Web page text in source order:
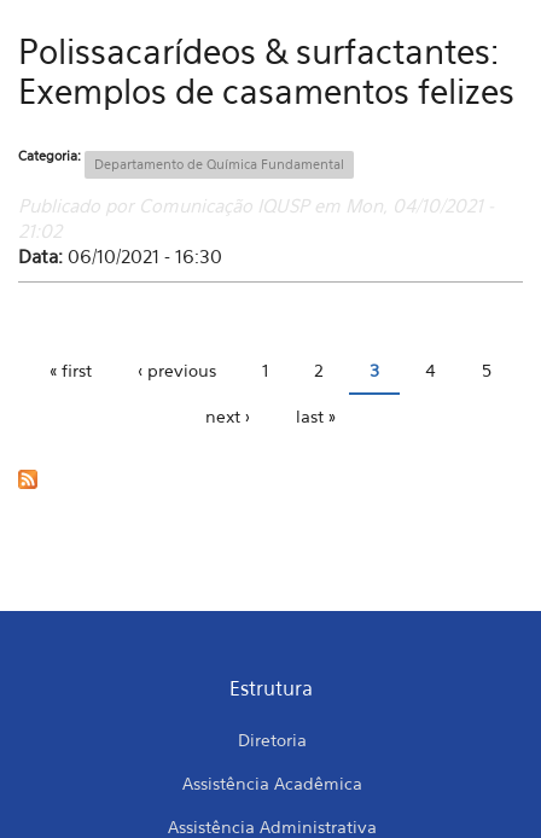
Polissacarídeos & surfactantes:
Exemplos de casamentos felizes
Categoria: Departamento de Química Fundamental
Publicado por Comunicação IQUSP em Mon, 04/10/2021 -
21:02
Data: 06/10/2021 - 16:30
« first ‹ previous 1 2 3 4 5
next › last »
Estrutura
Diretoria
Assistência Acadêmica
Assistência Administrativa